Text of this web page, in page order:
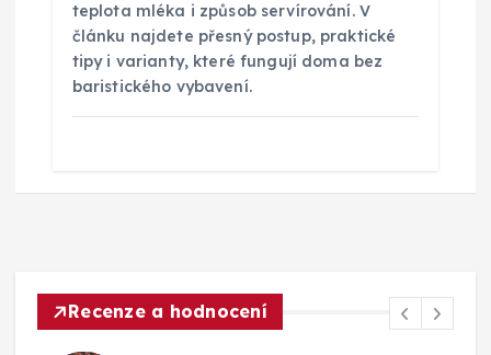
teplota mléka i způsob servírování. V
článku najdete přesný postup, praktické
tipy i varianty, které fungují doma bez
baristického vybavení.
Recenze a hodnocení